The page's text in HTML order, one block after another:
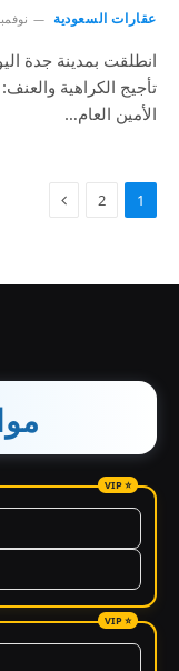
عقارات السعودية نوفمبر 26,
انطلقت بمدينة جدة
تأجيج الكراهية
الأمين العام…
1
2